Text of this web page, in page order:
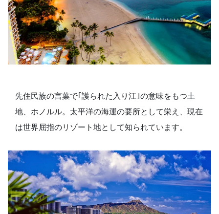
先住民族の言葉で｢護られた入り江｣の意味をもつ土
地、ホノルル。太平洋の海運の要所として栄え、現在
は世界屈指のリゾート地として知られています。